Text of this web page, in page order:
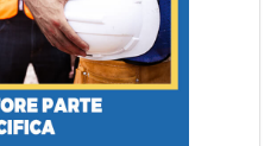
con
incarico
in